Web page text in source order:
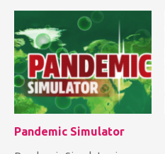
Pandemic Simulator